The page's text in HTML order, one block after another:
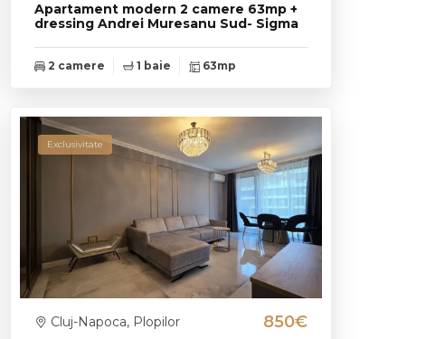
Apartament modern 2 camere 63mp +
dressing Andrei Muresanu Sud- Sigma
2 camere 1 baie 63mp
Exclusivitate
Cluj-Napoca, Plopilor 850€